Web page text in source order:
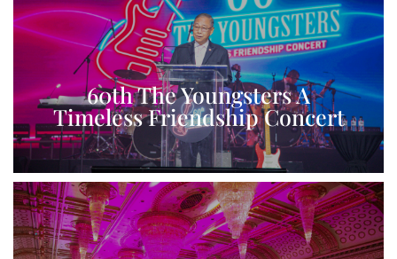
60th The Youngsters A
Timeless Friendship Concert
View More